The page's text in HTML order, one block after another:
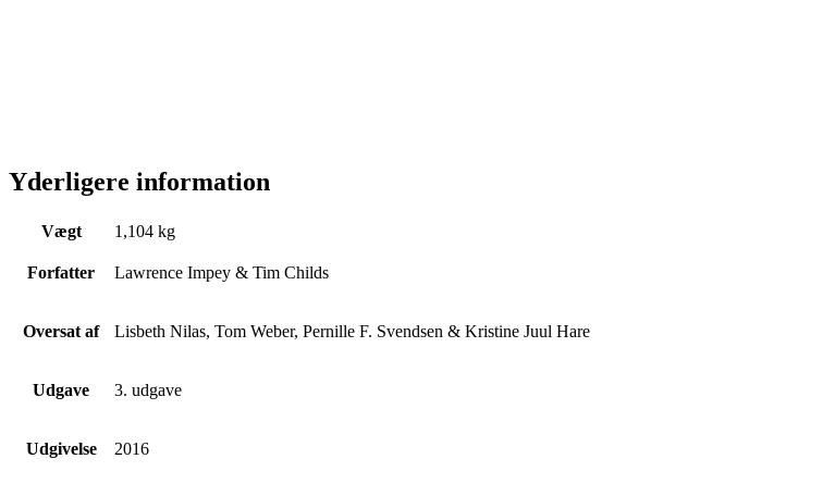
Yderligere information
Vægt 1,104 kg
Forfatter Lawrence Impey & Tim Childs
Oversat af Lisbeth Nilas, Tom Weber, Pernille F. Svendsen & Kristine Juul Hare
Udgave 3. udgave
Udgivelse 2016